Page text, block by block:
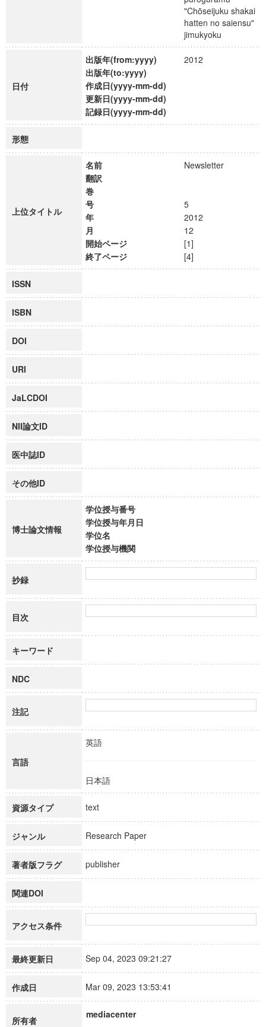
"Chōseijuku shakai
hatten no saiensu"
jimukyoku
日付
出版年(from:yyyy)
2012
出版年(to:yyyy)
作成日(yyyy-mm-dd)
更新日(yyyy-mm-dd)
記録日(yyyy-mm-dd)
形態
上位タイトル
名前
Newsletter
翻訳
巻
号
5
年
2012
月
12
開始ページ
[1]
終了ページ
[4]
ISSN
ISBN
DOI
URI
JaLCDOI
NII論文ID
医中誌ID
その他ID
博士論文情報
学位授与番号
学位授与年月日
学位名
学位授与機関
抄録
目次
キーワード
NDC
注記
言語
英語
日本語
資源タイプ text
ジャンル Research Paper
著者版フラグ publisher
関連DOI
アクセス条件
最終更新日 Sep 04, 2023 09:21:27
作成日 Mar 09, 2023 13:53:41
所有者
mediacenter